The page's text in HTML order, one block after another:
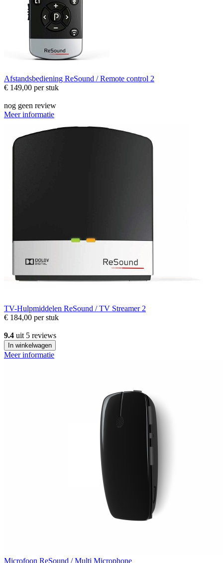
Afstandsbediening ReSound / Remote control 2
€ 149,00 per stuk
nog geen review
Meer informatie
TV-Hulpmiddelen ReSound / TV Streamer 2
€ 184,00 per stuk
9.4 uit 5 reviews
In winkelwagen
Meer informatie
Microfoon ReSound / Multi Microphone